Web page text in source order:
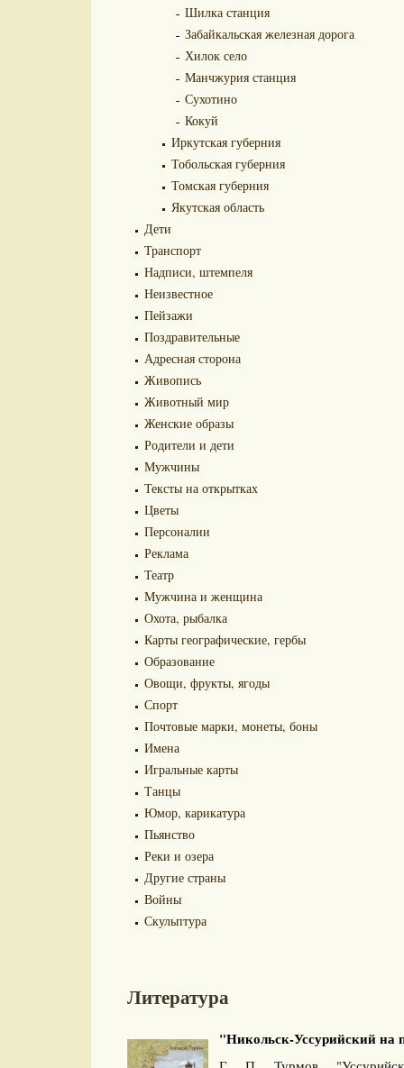
Шилка станция
Забайкальская железная дорога
Хилок село
Манчжурия станция
Сухотино
Кокуй
Иркутская губерния
Тобольская губерния
Томская губерния
Якутская область
Дети
Транспорт
Надписи, штемпеля
Неизвестное
Пейзажи
Поздравительные
Адресная сторона
Живопись
Животный мир
Женские образы
Родители и дети
Мужчины
Тексты на открытках
Цветы
Персоналии
Реклама
Театр
Мужчина и женщина
Охота, рыбалка
Карты географические, гербы
Образование
Овощи, фрукты, ягоды
Спорт
Почтовые марки, монеты, боны
Имена
Игральные карты
Танцы
Юмор, карикатура
Пьянство
Реки и озера
Другие страны
Войны
Скульптура
Литература
"Никольск-Уссурийский на